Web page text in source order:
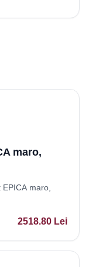
maro,
maro,
2518.80 Lei